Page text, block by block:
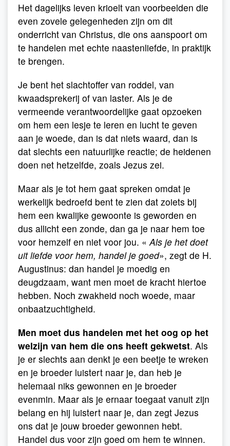
Het dagelijks leven krioelt van voorbeelden die
even zovele gelegenheden zijn om dit
onderricht van Christus, die ons aanspoort om
te handelen met echte naastenliefde, in praktijk
te brengen.
Je bent het slachtoffer van roddel, van
kwaadsprekerij of van laster. Als je de
vermeende verantwoordelijke gaat opzoeken
om hem een lesje te leren en lucht te geven
aan je woede, dan is dat niets waard, dan is
dat slechts een natuurlijke reactie; de heidenen
doen net hetzelfde, zoals Jezus zei.
Maar als je tot hem gaat spreken omdat je
werkelijk bedroefd bent te zien dat zoiets bij
hem een kwalijke gewoonte is geworden en
dus allicht een zonde, dan ga je naar hem toe
voor hemzelf en niet voor jou. « Als je het doet
uit liefde voor hem, handel je goed», zegt de H.
Augustinus: dan handel je moedig en
deugdzaam, want men moet de kracht hiertoe
hebben. Noch zwakheid noch woede, maar
onbaatzuchtigheid.
Men moet dus handelen met het oog op het
welzijn van hem die ons heeft gekwetst. Als
je er slechts aan denkt je een beetje te wreken
en je broeder luistert naar je, dan heb je
helemaal niks gewonnen en je broeder
evenmin. Maar als je ernaar toegaat vanuit zijn
belang en hij luistert naar je, dan zegt Jezus
ons dat je jouw broeder gewonnen hebt.
Handel dus voor zijn goed om hem te winnen.